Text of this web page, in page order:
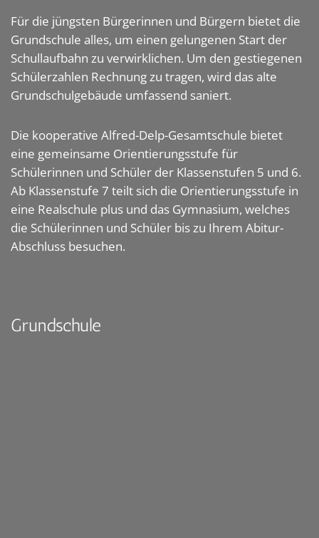
Für die jüngsten Bürgerinnen und Bürgern bietet die
Grundschule alles, um einen gelungenen Start der
Schullaufbahn zu verwirklichen. Um den gestiegenen
Schülerzahlen Rechnung zu tragen, wird das alte
Grundschulgebäude umfassend saniert.
Die kooperative Alfred-Delp-Gesamtschule bietet
eine gemeinsame Orientierungsstufe für
Schülerinnen und Schüler der Klassenstufen 5 und 6.
Ab Klassenstufe 7 teilt sich die Orientierungsstufe in
eine Realschule plus und das Gymnasium, welches
die Schülerinnen und Schüler bis zu Ihrem Abitur-
Abschluss besuchen.
Grundschule